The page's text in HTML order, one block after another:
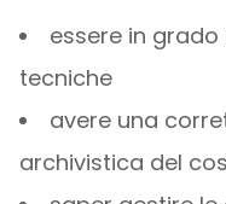
essere in
tecniche
avere una
archivistica del